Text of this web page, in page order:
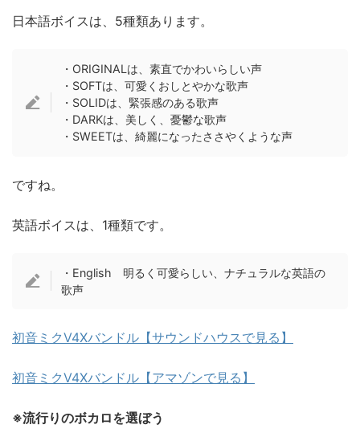
日本語ボイスは、5種類あります。
・ORIGINALは、素直でかわいらしい声
・SOFTは、可愛くおしとやかな歌声
・SOLIDは、緊張感のある歌声
・DARKは、美しく、憂鬱な歌声
・SWEETは、綺麗になったささやくような声
ですね。
英語ボイスは、1種類です。
・English 明るく可愛らしい、ナチュラルな英語の
歌声
初音ミクV4Xバンドル【サウンドハウスで見る】
初音ミクV4Xバンドル【アマゾンで見る】
※流行りのボカロを選ぼう